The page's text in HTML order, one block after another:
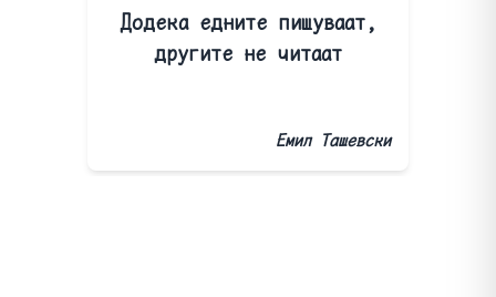
Додека едните пишуваат,
другите не читаат
Емил Ташевски